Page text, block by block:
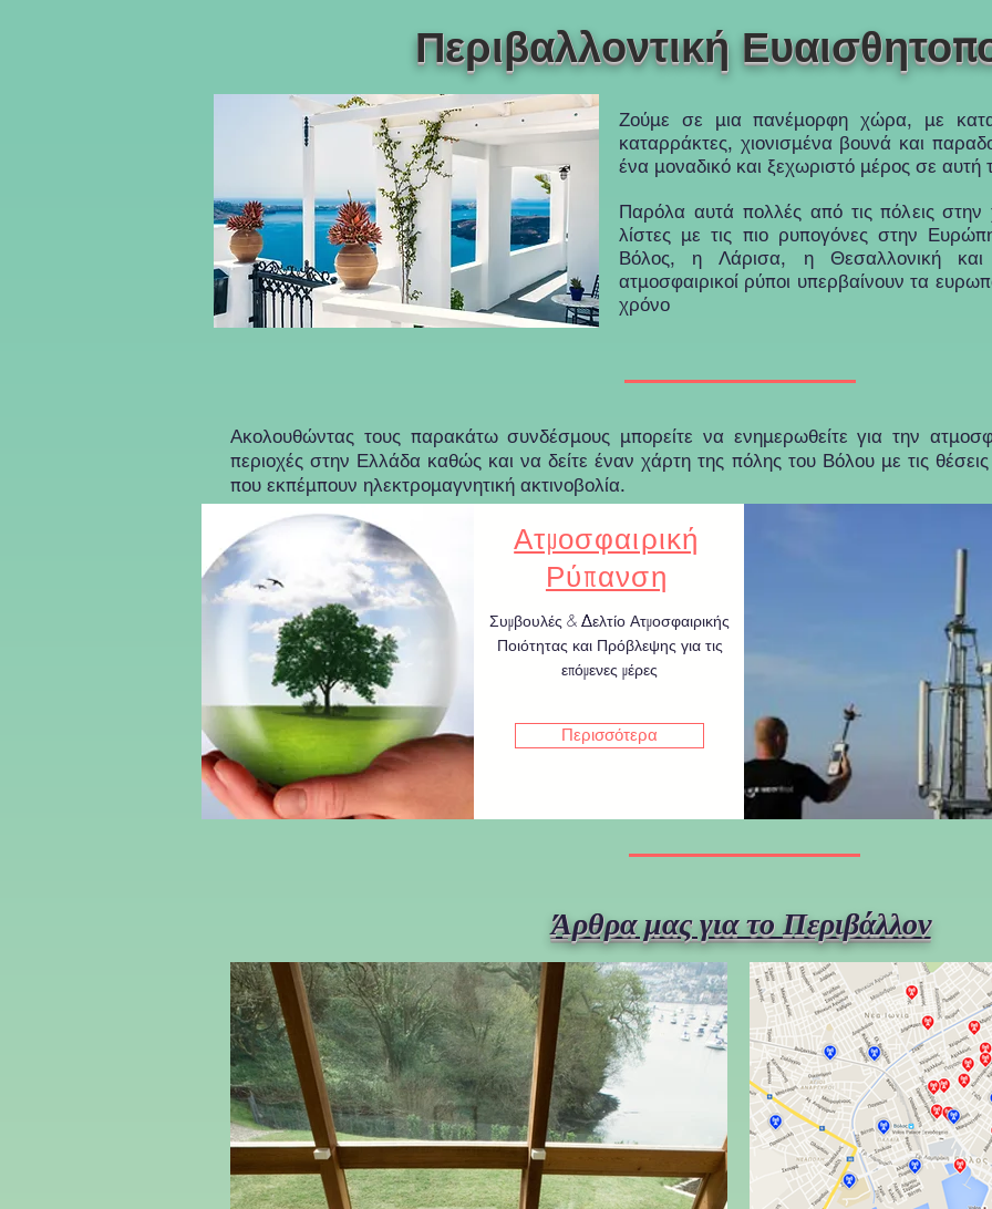
Περιβαλλοντική
Ζούμε σε μια πανέμορφη χώρα, με
καταρράκτες, χιονισμένα βουνά και
ένα μοναδικό και ξεχωριστό μέρος σε αυτή
Παρόλα αυτά πολλές από τις πόλεις
λίστες με τις πιο ρυπογόνες στην
Βόλος, η Λάρισα, η Θεσαλλονική
ατμοσφαιρικοί ρύποι υπερβαίνουν τα
χρόνο
Ακολουθώντας τους παρακάτω συνδέσμους μπορείτε να ενημερωθείτε για την
περιοχές στην Ελλάδα καθώς και να δείτε έναν χάρτη της πόλης του Βόλου με τις
που εκπέμπουν ηλεκτρομαγνητική ακτινοβολία.
Συμβουλές & Δελτίο Ατμοσφαιρικής
Ποιότητας και Πρόβλεψης για τις
επόμενες μέρες
Περισσότερα
Ατμοσφαιρική
Ρύπανση
Άρθρα μας για το Περιβάλλον